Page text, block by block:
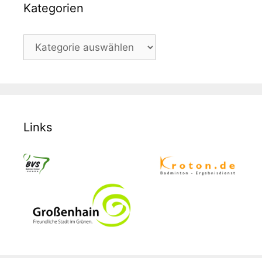
Kategorien
Kategorien
Links